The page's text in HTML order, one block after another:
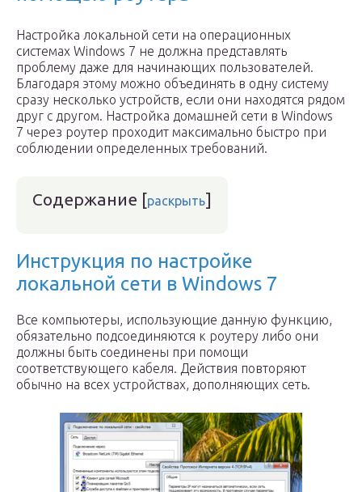
Настройка локальной сети на операционных
системах Windows 7 не должна представлять
проблему даже для начинающих пользователей.
Благодаря этому можно объединять в одну систему
сразу несколько устройств, если они находятся рядом
друг с другом. Настройка домашней сети в Windows
7 через роутер проходит максимально быстро при
соблюдении определенных требований.
Содержание [раскрыть]
Инструкция по настройке
локальной сети в Windows 7
Все компьютеры, использующие данную функцию,
обязательно подсоединяются к роутеру либо они
должны быть соединены при помощи
соответствующего кабеля. Действия повторяют
обычно на всех устройствах, дополняющих сеть.